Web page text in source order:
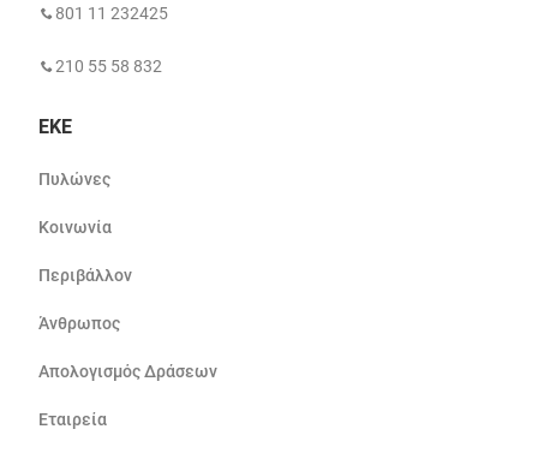
801 11 232425
210 55 58 832
ΕΚΕ
Πυλώνες
Κοινωνία
Περιβάλλον
Άνθρωπος
Απολογισμός Δράσεων
Εταιρεία